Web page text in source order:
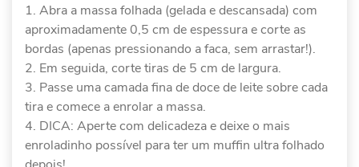
Abra a massa folhada (gelada e descansada) com
aproximadamente 0,5 cm de espessura e corte as
bordas (apenas pressionando a faca, sem arrastar!).
Em seguida, corte tiras de 5 cm de largura.
Passe uma camada fina de doce de leite sobre cada
tira e comece a enrolar a massa.
DICA: Aperte com delicadeza e deixe o mais
enroladinho possível para ter um muffin ultra folhado